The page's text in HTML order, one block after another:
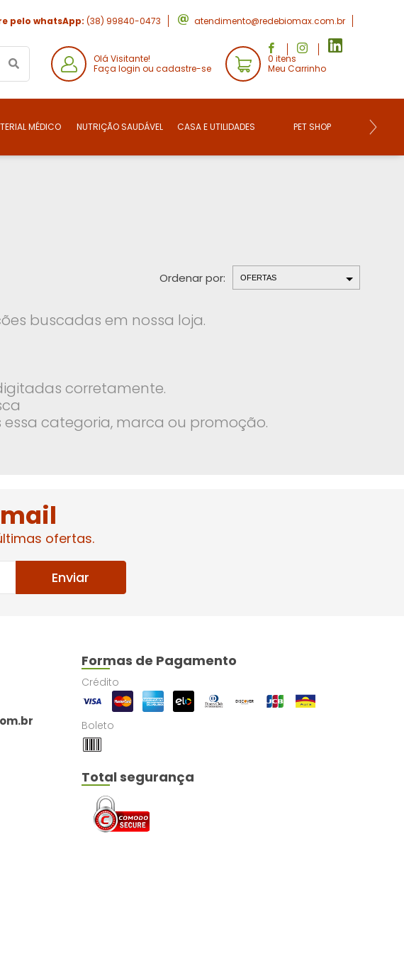
pelo whatsApp: (38) 99840-0473 atendimento@redebiomax.com.br
Olá Visitante!
Faça login ou cadastre-se
0 itens
Meu Carrinho
MÉDICO NUTRIÇÃO SAUDÁVEL CASA E UTILIDADES PET SHOP
Ordenar por:
buscadas em nossa loja.
corretamente.
categoria, marca ou promoção.
ofertas.
Enviar
Formas de Pagamento
Crédito
Boleto
Total segurança